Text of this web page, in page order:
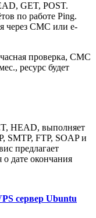
GET, POST.
по работе Ping.
через СМС или e-
проверка, СМС
ресурс будет
HEAD, выполняет
SMTP, FTP, SOAP и
предлагает
о дате окончания
сервер Ubuntu